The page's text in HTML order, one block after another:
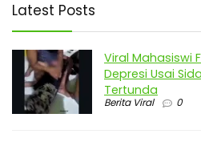
Latest Posts
Viral Mahasiswi
Depresi Usai
Tertunda
Berita Viral 0